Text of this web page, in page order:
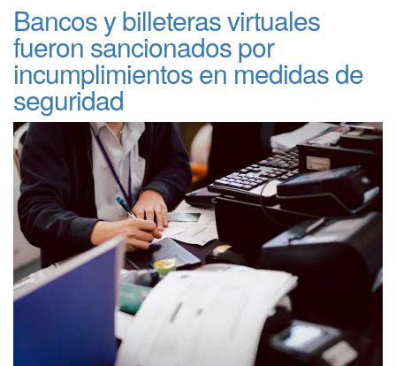
Bancos y billeteras virtuales
fueron sancionados por
incumplimientos en medidas de
seguridad